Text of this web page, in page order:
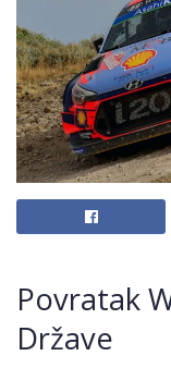
Povratak
Države